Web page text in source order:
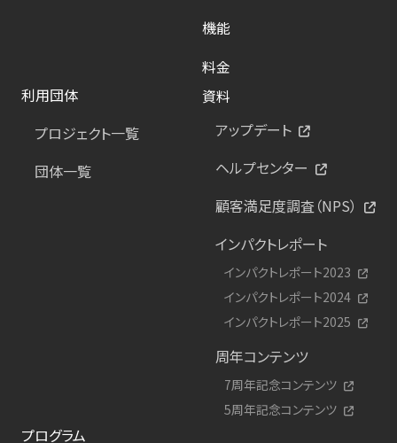
機能
料金
利用団体
プロジェクト一覧
団体一覧
資料
アップデート
ヘルプセンター
顧客満足度調査（NPS）
インパクトレポート
インパクトレポート2023
インパクトレポート2024
インパクトレポート2025
周年コンテンツ
7周年記念コンテンツ
5周年記念コンテンツ
プログラム